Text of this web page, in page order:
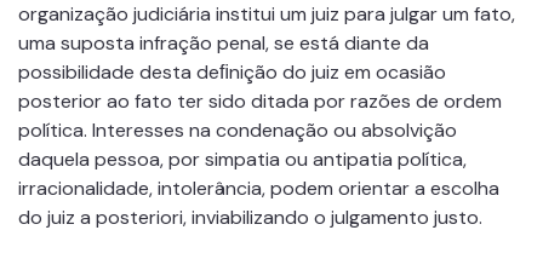
organização judiciária institui um juiz para julgar um fato,
uma suposta infração penal, se está diante da
possibilidade desta deﬁnição do juiz em ocasião
posterior ao fato ter sido ditada por razões de ordem
política. Interesses na condenação ou absolvição
daquela pessoa, por simpatia ou antipatia política,
irracionalidade, intolerância, podem orientar a escolha
do juiz a posteriori, inviabilizando o julgamento justo.